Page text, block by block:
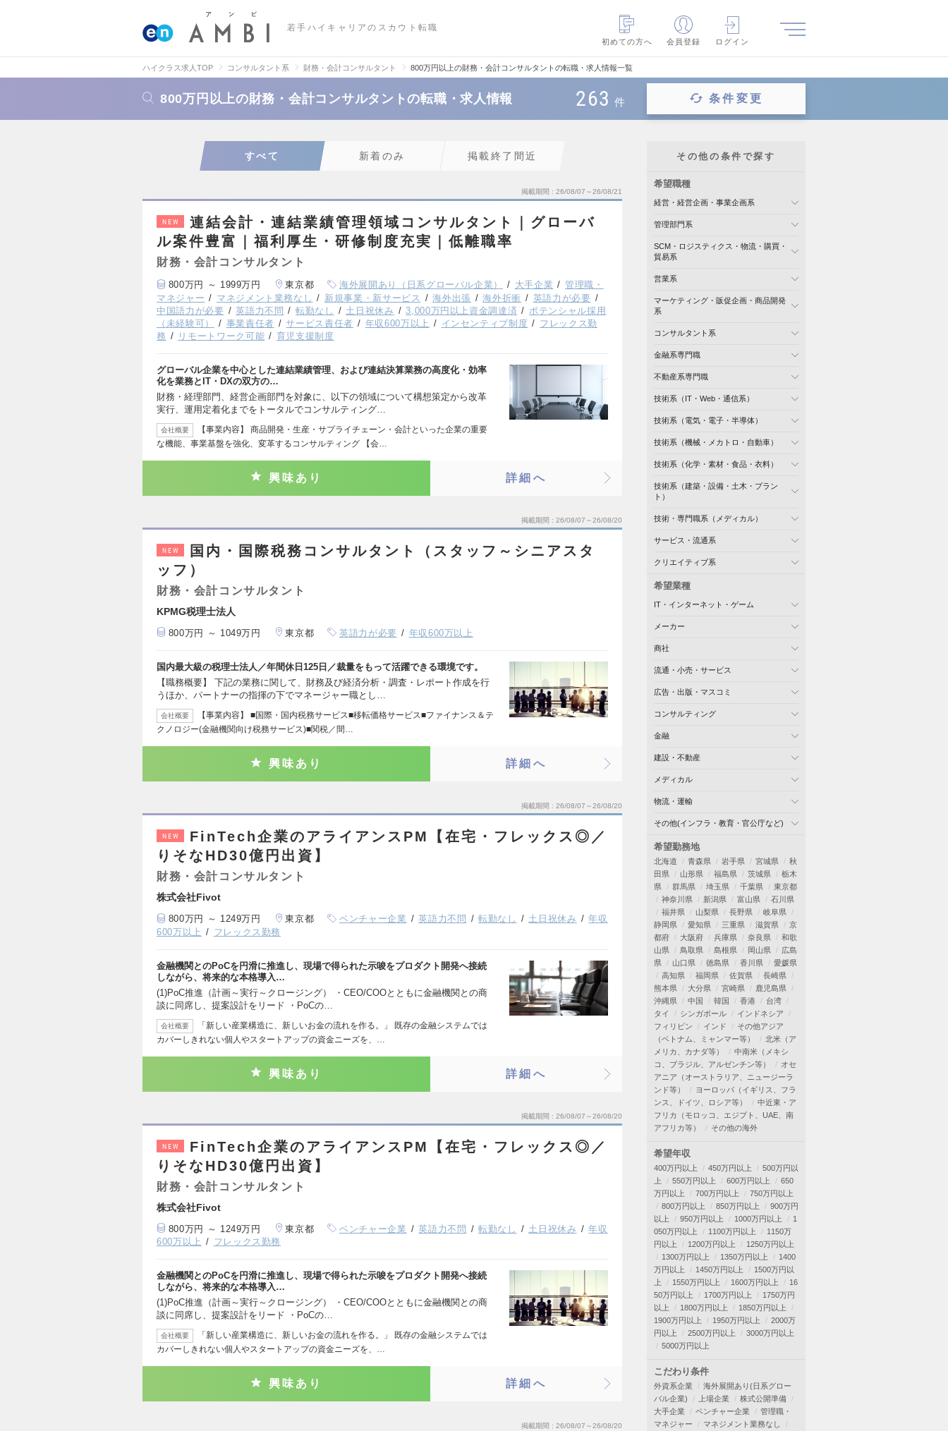
若手ハイキャリアのスカウト転職
初めての方へ
会員登録 ログイン
ハイクラス求人TOP コンサルタント系 財務・会計コンサルタント 800万円以上の財務・会計コンサルタントの転職・求人情報一覧
800万円以上の財務・会計コンサルタントの転職・求人情報 263 件 条件変更
すべて 新着のみ 掲載終了間近
掲載期間 26/08/07～26/08/21
NEW
連結会計・連結業績管理領域コンサルタント｜グローバ
ル案件豊富｜福利厚生・研修制度充実｜低離職率
財務・会計コンサルタント
800万円 ～ 1999万円 東京都 海外展開あり（日系グローバル企業） 大手企業
管理職・
マネジャー
マネジメント業務なし 新規事業・新サービス 海外出張 海外折衝
英語力が必要
中国語力が必要
英語力不問 転勤なし 土日祝休み 3,000万円以上資金調達済
ポテンシャル採用
（未経験可）
事業責任者 サービス責任者 年収600万以上 インセンティブ制度
フレックス勤
務
リモートワーク可能 育児支援制度
グローバル企業を中心とした連結業績管理、および連結決算業務の高度化・効率
化を業務とIT・DXの双方の…
財務・経理部門、経営企画部門を対象に、以下の領域について構想策定から改革
実行、運用定着化までをトータルでコンサルティング…
会社概要
【事業内容】 商品開発・生産・サプライチェーン・会計といった企業の重要
な機能、事業基盤を強化、変革するコンサルティング 【会…
興味あり 詳細へ
掲載期間 26/08/07～26/08/20
NEW
国内・国際税務コンサルタント（スタッフ～シニアスタ
ッフ）
財務・会計コンサルタント
KPMG税理士法人
800万円 ～ 1049万円 東京都 英語力が必要 年収600万以上
国内最大級の税理士法人／年間休日125日／裁量をもって活躍できる環境です。
【職務概要】 下記の業務に関して、財務及び経済分析・調査・レポート作成を行
うほか、パートナーの指揮の下でマネージャー職とし…
会社概要
【事業内容】 ■国際・国内税務サービス■移転価格サービス■ファイナンス＆テ
クノロジー(金融機関向け税務サービス)■関税／間…
興味あり 詳細へ
掲載期間 26/08/07～26/08/20
NEW
FinTech企業のアライアンスPM【在宅・フレックス◎／
りそなHD30億円出資】
財務・会計コンサルタント
株式会社Fivot
800万円 ～ 1249万円 東京都 ベンチャー企業 英語力不問 転勤なし 土日祝休み
年収
600万以上
フレックス勤務
金融機関とのPoCを円滑に推進し、現場で得られた示唆をプロダクト開発へ接続
しながら、将来的な本格導入…
(1)PoC推進（計画～実行～クロージング） ・CEO/COOとともに金融機関との商
談に同席し、提案設計をリード ・PoCの…
会社概要
「新しい産業構造に、新しいお金の流れを作る。」 既存の金融システムでは
カバーしきれない個人やスタートアップの資金ニーズを、…
興味あり 詳細へ
掲載期間 26/08/07～26/08/20
NEW
FinTech企業のアライアンスPM【在宅・フレックス◎／
りそなHD30億円出資】
財務・会計コンサルタント
株式会社Fivot
800万円 ～ 1249万円 東京都 ベンチャー企業 英語力不問 転勤なし 土日祝休み
年収
600万以上
フレックス勤務
金融機関とのPoCを円滑に推進し、現場で得られた示唆をプロダクト開発へ接続
しながら、将来的な本格導入…
(1)PoC推進（計画～実行～クロージング） ・CEO/COOとともに金融機関との商
談に同席し、提案設計をリード ・PoCの…
会社概要
「新しい産業構造に、新しいお金の流れを作る。」 既存の金融システムでは
カバーしきれない個人やスタートアップの資金ニーズを、…
興味あり 詳細へ
掲載期間 26/08/07～26/08/20
その他の条件で探す
希望職種
経営・経営企画・事業企画系
管理部門系
SCM・ロジスティクス・物流・購買・
貿易系
営業系
マーケティング・販促企画・商品開発
系
コンサルタント系
金融系専門職
不動産系専門職
技術系（IT・Web・通信系）
技術系（電気・電子・半導体）
技術系（機械・メカトロ・自動車）
技術系（化学・素材・食品・衣料）
技術系（建築・設備・土木・プラン
ト）
技術・専門職系（メディカル）
サービス・流通系
クリエイティブ系
希望業種
IT・インターネット・ゲーム
メーカー
商社
流通・小売・サービス
広告・出版・マスコミ
コンサルティング
金融
建設・不動産
メディカル
物流・運輸
その他(インフラ・教育・官公庁など)
希望勤務地
北海道 青森県 岩手県 宮城県
秋
田県
山形県 福島県 茨城県
栃木
県
群馬県 埼玉県 千葉県
東京都
神奈川県
新潟県 富山県
石川県
福井県
山梨県 長野県
岐阜県
静岡県
愛知県 三重県 滋賀県
京
都府
大阪府 兵庫県 奈良県
和歌
山県
鳥取県 島根県 岡山県
広島
県
山口県 徳島県 香川県
愛媛県
高知県
福岡県 佐賀県
長崎県
熊本県
大分県 宮崎県
鹿児島県
沖縄県
中国 韓国 香港
台湾
タイ
シンガポール
インドネシア
フィリピン
インド
その他アジア
（ベトナム、ミャンマー等）
北米（ア
メリカ、カナダ等）
中南米（メキシ
コ、ブラジル、アルゼンチン等）
オセ
アニア（オーストラリア、ニュージーラ
ンド等）
ヨーロッパ（イギリス、フラ
ンス、ドイツ、ロシア等）
中近東・ア
フリカ（モロッコ、エジプト、UAE、南
アフリカ等）
その他の海外
希望年収
400万円以上 450万円以上
500万円以
上
550万円以上 600万円以上
650
万円以上
700万円以上
750万円以上
800万円以上
850万円以上
900万円
以上
950万円以上 1000万円以上
1
050万円以上
1100万円以上
1150万
円以上
1200万円以上
1250万円以上
1300万円以上
1350万円以上
1400
万円以上
1450万円以上
1500万円以
上
1550万円以上 1600万円以上
16
50万円以上
1700万円以上
1750万円
以上
1800万円以上
1850万円以上
1900万円以上
1950万円以上
2000万
円以上
2500万円以上
3000万円以上
5000万円以上
こだわり条件
外資系企業
海外展開あり(日系グロー
バル企業)
上場企業
株式公開準備
大手企業
ベンチャー企業
管理職・
マネジャー
マネジメント業務なし